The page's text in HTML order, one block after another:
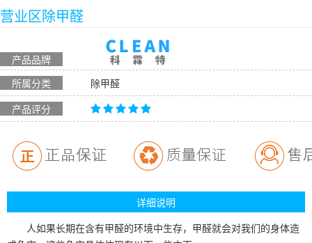
营业区除甲醛
产品品牌
所属分类
除甲醛
产品评分
详细说明
人如果长期在含有甲醛的环境中生存，甲醛就会对我们的身体造